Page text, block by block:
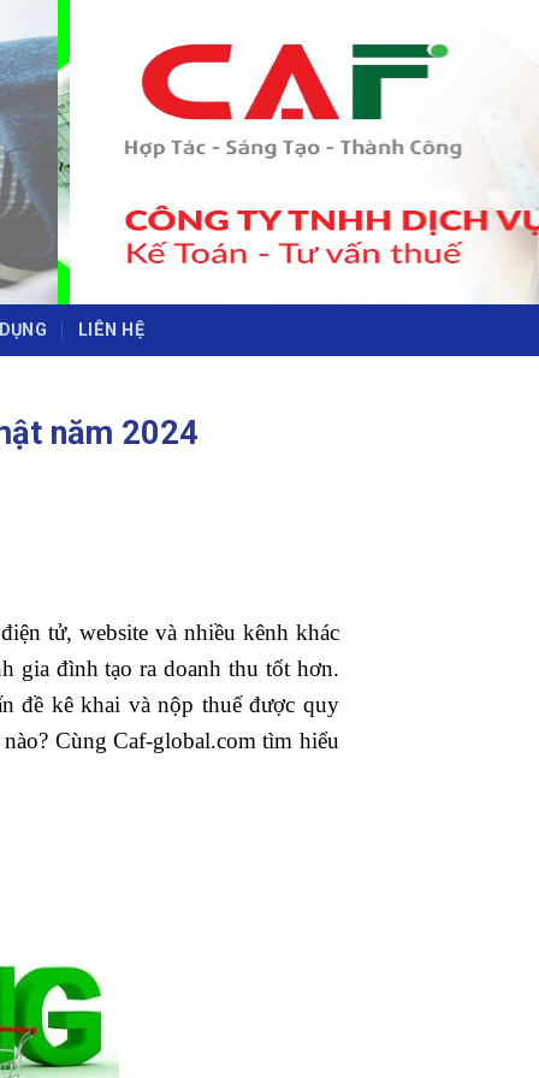
-
LIÊN HỆ
năm 2024
tử, website và nhiều kênh khác
gia đình tạo ra doanh thu tốt hơn.
đề kê khai và nộp thuế được quy
Cùng Caf-global.com tìm hiểu